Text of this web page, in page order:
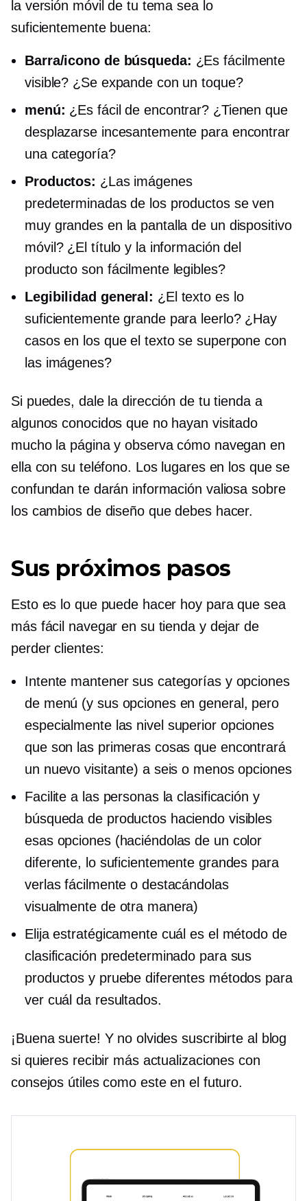
la versión móvil de tu tema sea lo
suficientemente buena:
Barra/icono de búsqueda: ¿Es fácilmente
visible? ¿Se expande con un toque?
menú: ¿Es fácil de encontrar? ¿Tienen que
desplazarse incesantemente para encontrar
una categoría?
Productos: ¿Las imágenes
predeterminadas de los productos se ven
muy grandes en la pantalla de un dispositivo
móvil? ¿El título y la información del
producto son fácilmente legibles?
Legibilidad general: ¿El texto es lo
suficientemente grande para leerlo? ¿Hay
casos en los que el texto se superpone con
las imágenes?
Si puedes, dale la dirección de tu tienda a
algunos conocidos que no hayan visitado
mucho la página y observa cómo navegan en
ella con su teléfono. Los lugares en los que se
confundan te darán información valiosa sobre
los cambios de diseño que debes hacer.
Sus próximos pasos
Esto es lo que puede hacer hoy para que sea
más fácil navegar en su tienda y dejar de
perder clientes:
Intente mantener sus categorías y opciones
de menú (y sus opciones en general, pero
especialmente las nivel superioropciones
que son las primeras cosas que encontrará
un nuevo visitante) a seis o menos opciones
Facilite a las personas la clasificación y
búsqueda de productos haciendo visibles
esas opciones (haciéndolas de un color
diferente, lo suficientemente grandes para
verlas fácilmente o destacándolas
visualmente de otra manera)
Elija estratégicamente cuál es el método de
clasificación predeterminado para sus
productos y pruebe diferentes métodos para
ver cuál da resultados.
¡Buena suerte! Y no olvides suscribirte al blog
si quieres recibir más actualizaciones con
consejos útiles como este en el futuro.